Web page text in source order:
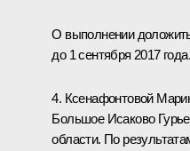
О выполнении
до 1 сентября 2017 года.
4. Ксенафонтовой
Большое Исаково
области. По